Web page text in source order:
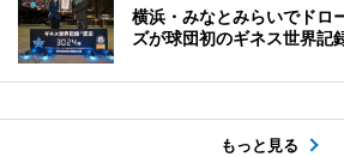
横浜・みなとみらいでド
ズが球団初のギネス世界記
もっと見る